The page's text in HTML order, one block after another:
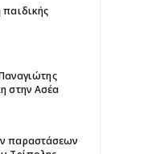
στην Ασέα
παραστάσεων